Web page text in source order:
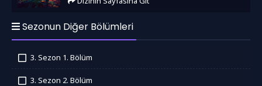
Sezonun Diğer Bölümleri
3. Sezon 1. Bölüm
3. Sezon 2. Bölüm